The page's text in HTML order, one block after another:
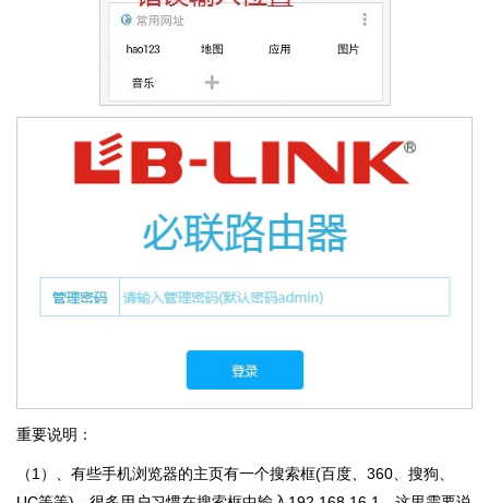
重要说明：
（1）、有些手机浏览器的主页有一个搜索框(百度、360、搜狗、